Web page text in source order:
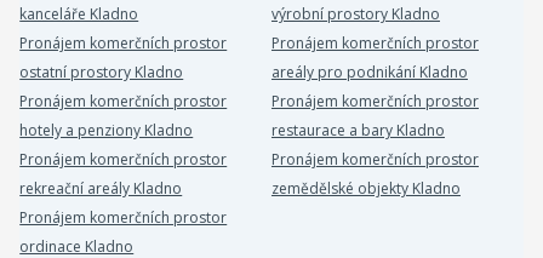
kanceláře Kladno
výrobní prostory Kladno
Pronájem komerčních prostor
ostatní prostory Kladno
Pronájem komerčních prostor
areály pro podnikání Kladno
Pronájem komerčních prostor
hotely a penziony Kladno
Pronájem komerčních prostor
restaurace a bary Kladno
Pronájem komerčních prostor
rekreační areály Kladno
Pronájem komerčních prostor
zemědělské objekty Kladno
Pronájem komerčních prostor
ordinace Kladno